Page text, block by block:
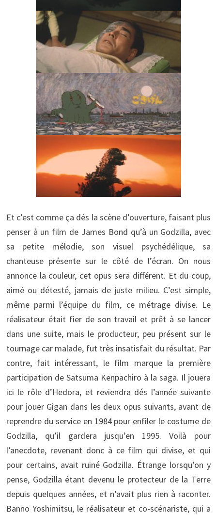
Et c’est comme ça dés la scène d’ouverture, faisant plus
penser à un film de James Bond qu’à un Godzilla, avec
sa petite mélodie, son visuel psychédélique, sa
chanteuse présente sur le côté de l’écran. On nous
annonce la couleur, cet opus sera différent. Et du coup,
aimé ou détesté, jamais de juste milieu. C’est simple,
même parmi l’équipe du film, ce métrage divise. Le
réalisateur était fier de son travail et prêt à se lancer
dans une suite, mais le producteur, peu présent sur le
tournage car malade, fut très insatisfait du résultat. Par
contre, fait intéressant, le film marque la première
participation de Satsuma Kenpachiro à la saga. Il jouera
ici le rôle d’Hedora, et reviendra dés l’année suivante
pour jouer Gigan dans les deux opus suivants, avant de
reprendre du service en 1984 pour enfiler le costume de
Godzilla, qu’il gardera jusqu’en 1995. Voilà pour
l’anecdote, revenant donc à ce film qui divise, et qui
pour certains, avait ruiné Godzilla. Étrange lorsqu’on y
pense, Godzilla étant devenu le protecteur de la Terre
depuis quelques années, et n’avait plus rien à raconter.
Banno Yoshimitsu, le réalisateur et co-scénariste, qui a